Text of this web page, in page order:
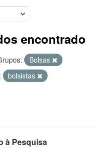
encontrado
Bolsas
bolsistas
à Pesquisa